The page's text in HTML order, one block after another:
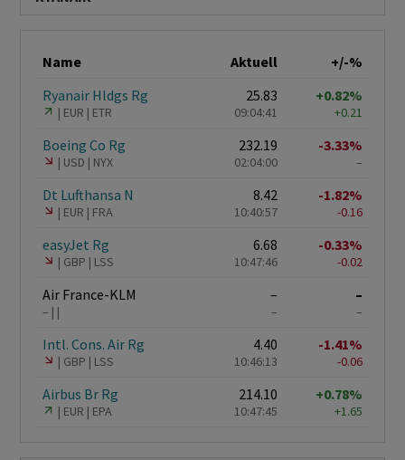
Name Aktuell
+/-%
Ryanair Hldgs Rg
EUR ETR
25.83
09:04:41
+0.82%
+0.21
Boeing Co Rg
USD NYX
232.19
02:04:00
-3.33%
–
Dt Lufthansa N
EUR FRA
8.42
10:40:57
-1.82%
-0.16
easyJet Rg
GBP LSS
6.68
10:47:46
-0.33%
-0.02
Air France-KLM
–
–
–
–
–
Intl. Cons. Air Rg
GBP LSS
4.40
10:46:13
-1.41%
-0.06
Airbus Br Rg
EUR EPA
214.10
10:47:45
+0.78%
+1.65